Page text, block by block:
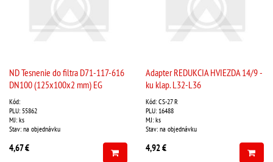
ND Tesnenie do filtra D71-117-616
DN100 (125x100x2 mm) EG
Kód:
PLU: 55862
MJ: ks
Stav: na objednávku
4,67 €
Adapter REDUKCIA HVIEZDA 14/9 -
ku klap. L32-L36
Kód: CS-27 R
PLU: 16488
MJ: ks
Stav: na objednávku
4,92 €